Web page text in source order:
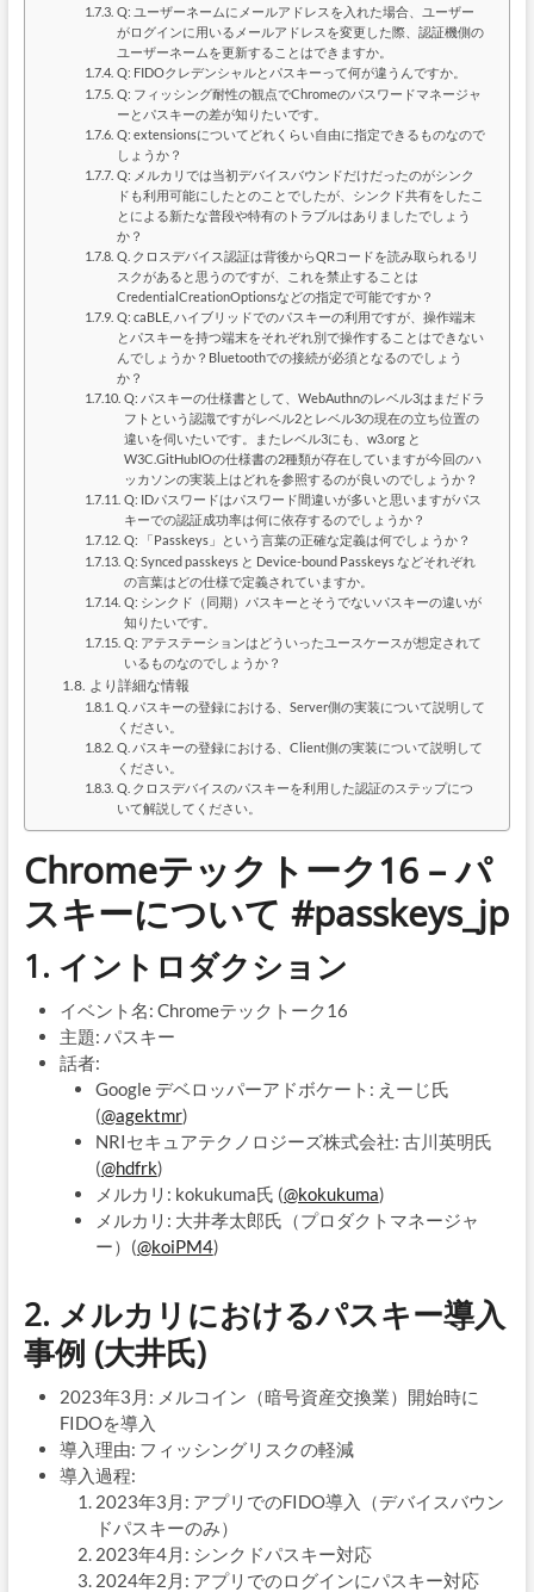
Q: ユーザーネームにメールアドレスを入れた場合、ユーザー
がログインに用いるメールアドレスを変更した際、認証機側の
ユーザーネームを更新することはできますか。
Q: FIDOクレデンシャルとパスキーって何が違うんですか。
Q: フィッシング耐性の観点でChromeのパスワードマネージャ
ーとパスキーの差が知りたいです。
Q: extensionsについてどれくらい自由に指定できるものなので
しょうか？
Q: メルカリでは当初デバイスバウンドだけだったのがシンク
ドも利用可能にしたとのことでしたが、シンクド共有をしたこ
とによる新たな普段や特有のトラブルはありましたでしょう
か？
Q. クロスデバイス認証は背後からQRコードを読み取られるリ
スクがあると思うのですが、これを禁止することは
CredentialCreationOptionsなどの指定で可能ですか？
Q: caBLE, ハイブリッドでのパスキーの利用ですが、操作端末
とパスキーを持つ端末をそれぞれ別で操作することはできない
んでしょうか？Bluetoothでの接続が必須となるのでしょう
か？
Q: パスキーの仕様書として、WebAuthnのレベル3はまだドラ
フトという認識ですがレベル2とレベル3の現在の立ち位置の
違いを伺いたいです。またレベル3にも、w3.org と
W3C.GitHubIOの仕様書の2種類が存在していますが今回のハ
ッカソンの実装上はどれを参照するのが良いのでしょうか？
Q: IDパスワードはパスワード間違いが多いと思いますがパス
キーでの認証成功率は何に依存するのでしょうか？
Q: 「Passkeys」という言葉の正確な定義は何でしょうか？
Q: Synced passkeys と Device-bound Passkeys などそれぞれ
の言葉はどの仕様で定義されていますか。
Q: シンクド（同期）パスキーとそうでないパスキーの違いが
知りたいです。
Q: アテステーションはどういったユースケースが想定されて
いるものなのでしょうか？
より詳細な情報
Q. パスキーの登録における、Server側の実装について説明して
ください。
Q. パスキーの登録における、Client側の実装について説明して
ください。
Q. クロスデバイスのパスキーを利用した認証のステップにつ
いて解説してください。
Chromeテックトーク16 – パ
スキーについて #passkeys_jp
1. イントロダクション
イベント名: Chromeテックトーク16
主題: パスキー
話者:
Google デベロッパーアドボケート: えーじ氏
(@agektmr)
NRIセキュアテクノロジーズ株式会社: 古川英明氏
(@hdfrk)
メルカリ: kokukuma氏 (@kokukuma)
メルカリ: 大井孝太郎氏（プロダクトマネージャ
ー）(@koiPM4)
2. メルカリにおけるパスキー導入
事例 (大井氏)
2023年3月: メルコイン（暗号資産交換業）開始時に
FIDOを導入
導入理由: フィッシングリスクの軽減
導入過程:
2023年3月: アプリでのFIDO導入（デバイスバウン
ドパスキーのみ）
2023年4月: シンクドパスキー対応
2024年2月: アプリでのログインにパスキー対応